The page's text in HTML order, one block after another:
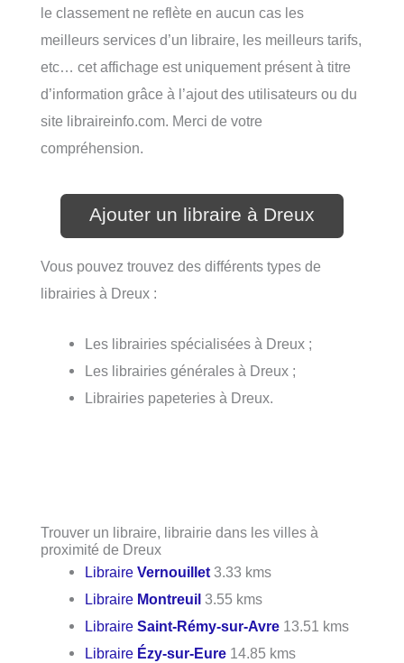
le classement ne reflète en aucun cas les
meilleurs services d’un libraire, les meilleurs tarifs,
etc… cet affichage est uniquement présent à titre
d’information grâce à l’ajout des utilisateurs ou du
site libraireinfo.com. Merci de votre
compréhension.
Ajouter un libraire à Dreux
Vous pouvez trouvez des différents types de
librairies à Dreux :
Les librairies spécialisées à Dreux ;
Les librairies générales à Dreux ;
Librairies papeteries à Dreux.
Trouver un libraire, librairie dans les villes à
proximité de Dreux
LibraireVernouillet 3.33 kms
Libraire Montreuil 3.55 kms
LibraireSaint-Rémy-sur-Avre 13.51 kms
Libraire Ézy-sur-Eure 14.85 kms